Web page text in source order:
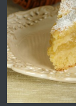
ПРЕДЛАГА
ПРЕДЛАГА